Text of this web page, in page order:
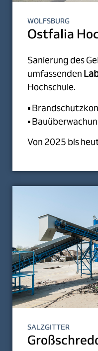
WOLFSBURG
Ostfalia
Sanierung des
umfassenden
Hochschule.
▪
▪
Von 2025 bis
SALZGITTER